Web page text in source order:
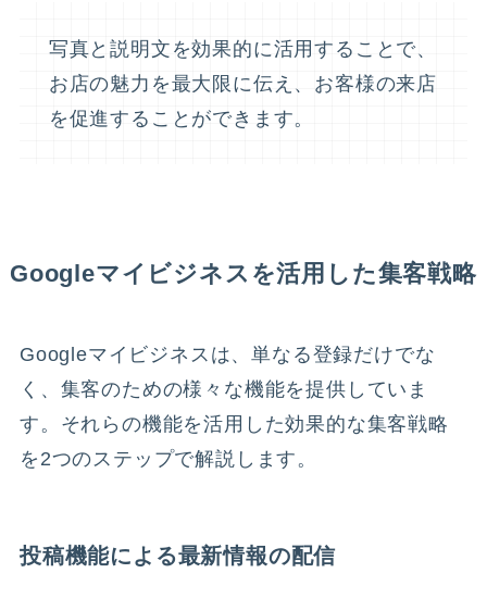
写真と説明文を効果的に活用することで、
お店の魅力を最大限に伝え、お客様の来店
を促進することができます。
Googleマイビジネスを活用した集客戦略
Googleマイビジネスは、単なる登録だけでな
く、集客のための様々な機能を提供していま
す。それらの機能を活用した効果的な集客戦略
を2つのステップで解説します。
投稿機能による最新情報の配信